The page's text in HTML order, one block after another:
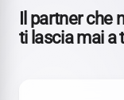
Il partner che
ti lascia mai a